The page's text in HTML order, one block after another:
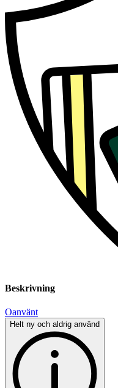
Beskrivning
Oanvänt
Helt ny och aldrig använd